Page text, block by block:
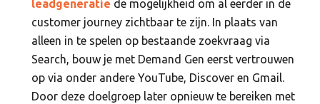
leadgeneratie de mogelijkheid om al eerder in de
customer journey zichtbaar te zijn. In plaats van
alleen in te spelen op bestaande zoekvraag via
Search, bouw je met Demand Gen eerst vertrouwen
op via onder andere YouTube, Discover en Gmail.
Door deze doelgroep later opnieuw te bereiken met